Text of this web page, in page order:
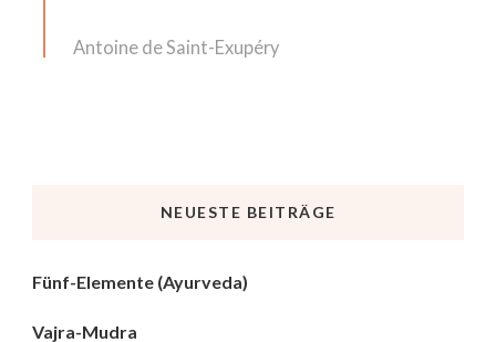
Antoine de Saint-Exupéry
NEUESTE BEITRÄGE
Fünf-Elemente (Ayurveda)
Vajra-Mudra